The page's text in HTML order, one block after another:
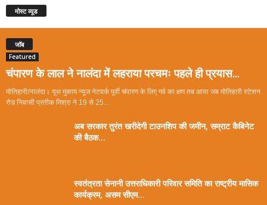
मोस्ट व्यूड
जॉब
Featured
चंपारण के लाल ने नालंदा में लहराया परचमः पहले ही प्रयास...
मोतिहारी/नालंदा। यूथ मुकाम न्यूज नेटवर्क पूर्वी चंपारण के लिए गर्व का क्षण तब आया जब मोतिहारी स्टेशन
रोड निवासी प्रतीक मिश्रा ने 19 से 25...
अब सरकार तुरंत खरीदेगी टाउनशिप की जमीन, सम्राट कैबिनेट
की बैठक...
स्वतंत्रता सेनानी उत्तराधिकारी परिवार समिति का राष्ट्रीय मासिक
कार्यक्रम, असम सीएम...